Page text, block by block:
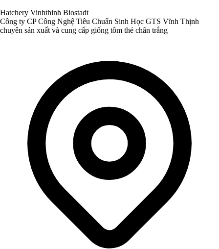
Hatchery Vinhthinh Biostadt
Công ty CP Công Nghệ Tiêu Chuẩn Sinh Học GTS Vĩnh Thịnh
chuyên sản xuất và cung cấp giống tôm thẻ chân trắng